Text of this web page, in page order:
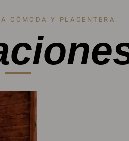
CÓMODA Y PLACENTERA